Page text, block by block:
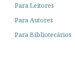
Para Leitores
Para Autores
Para Bibliotecários